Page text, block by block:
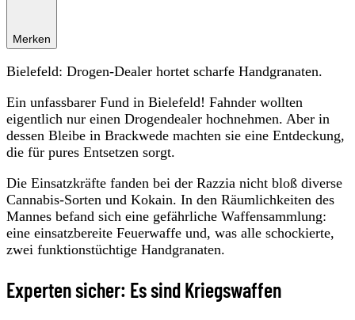
Merken
Bielefeld: Drogen-Dealer hortet scharfe Handgranaten.
Ein unfassbarer Fund in Bielefeld! Fahnder wollten
eigentlich nur einen Drogendealer hochnehmen. Aber in
dessen Bleibe in Brackwede machten sie eine Entdeckung,
die für pures Entsetzen sorgt.
Die Einsatzkräfte fanden bei der Razzia nicht bloß diverse
Cannabis-Sorten und Kokain. In den Räumlichkeiten des
Mannes befand sich eine gefährliche Waffensammlung:
eine einsatzbereite Feuerwaffe und, was alle schockierte,
zwei funktionstüchtige Handgranaten.
Experten sicher: Es sind Kriegswaffen